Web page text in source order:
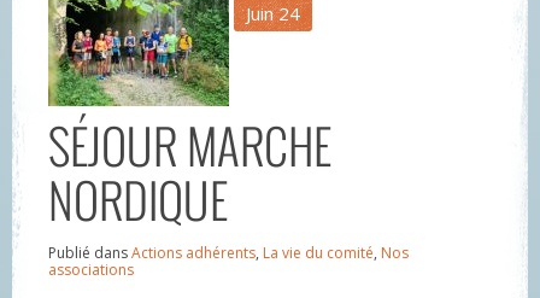
Juin 24
SÉJOUR MARCHE
NORDIQUE
Publié dansActions adhérents, La vie du comité, Nos
associations